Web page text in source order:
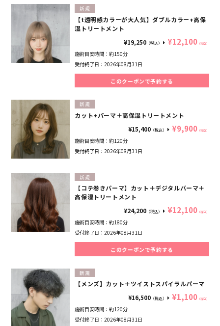
新規
【t透明感カラーが大人気】ダブルカラー+高保
湿トリートメント
¥19,250 （税込） ¥12,100（税込）
施術目安時間：約150分
受付終了日：2026年08月31日
このクーポンで予約する
新規
カット+パーマ＋高保湿トリートメント
¥15,400 （税込） ¥9,900（税込）
施術目安時間：約120分
受付終了日：2026年08月31日
新規
【コテ巻きパーマ】カット＋デジタルパーマ＋
高保湿トリートメント
¥24,200 （税込） ¥12,100（税込）
施術目安時間：約180分
受付終了日：2026年08月31日
このクーポンで予約する
新規
【メンズ】カット＋ツイストスパイラルパーマ
¥16,500 （税込） ¥1,100（税込）
施術目安時間：約120分
受付終了日：2026年08月31日